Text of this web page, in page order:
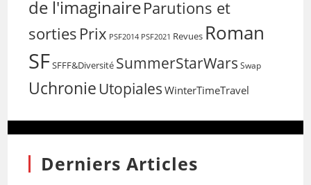
de l'imaginaireParutions et
sorties Prix PSF2014 PSF2021 Revues Roman
SFSFFF&Diversité SummerStarWars Swap
Uchronie Utopiales WinterTimeTravel
Derniers Articles